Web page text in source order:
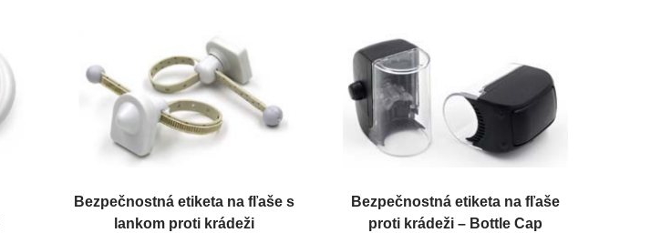
Bezpečnostná etiketa na fľaše s
lankom proti krádeži
Bezpečnostná etiketa na fľaše
proti krádeži – Bottle Cap